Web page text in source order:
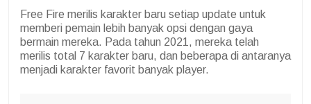
Free Fire merilis karakter baru setiap update untuk
memberi pemain lebih banyak opsi dengan gaya
bermain mereka. Pada tahun 2021, mereka telah
merilis total 7 karakter baru, dan beberapa di antaranya
menjadi karakter favorit banyak player.